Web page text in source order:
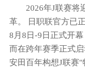
2026年J联赛将
革。 日职联官方已
8月8日-9日正式开
而在跨年赛季正式
安田百年构想J联赛